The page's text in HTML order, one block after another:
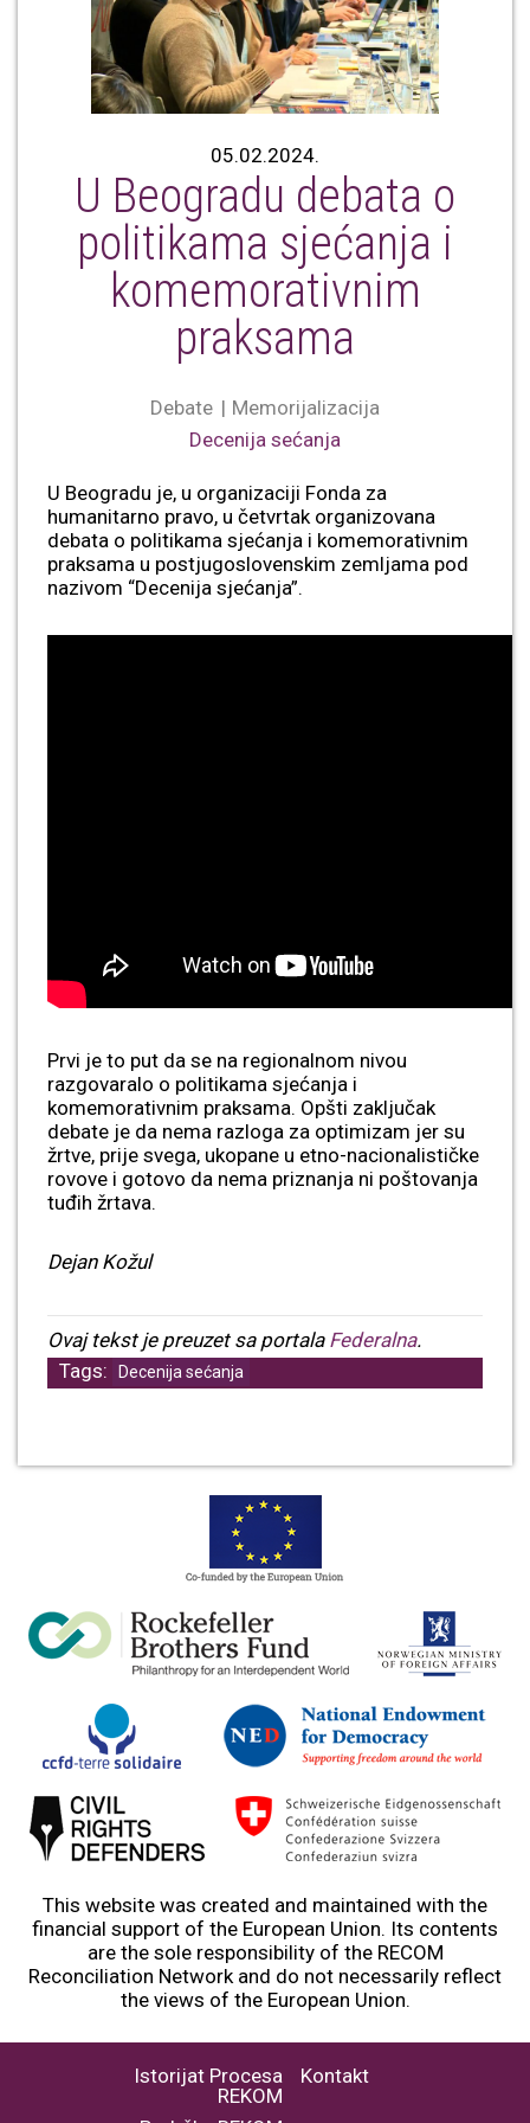
05.02.2024.
U Beogradu debata o
politikama sjećanja i
komemorativnim
praksama
Debate
Memorijalizacija
Decenija sećanja
U Beogradu je, u organizaciji Fonda za
humanitarno pravo, u četvrtak organizovana
debata o politikama sjećanja i komemorativnim
praksama u postjugoslovenskim zemljama pod
nazivom “Decenija sjećanja”.
Prvi je to put da se na regionalnom nivou
razgovaralo o politikama sjećanja i
komemorativnim praksama. Opšti zaključak
debate je da nema razloga za optimizam jer su
žrtve, prije svega, ukopane u etno-nacionalističke
rovove i gotovo da nema priznanja ni poštovanja
tuđih žrtava.
Dejan Kožul
Ovaj tekst je preuzet sa portala Federalna.
Tags:
Decenija sećanja
This website was created and maintained with the
financial support of the European Union. Its contents
are the sole responsibility of the RECOM
Reconciliation Network and do not necessarily reflect
the views of the European Union.
Istorijat Procesa
REKOM
Kontakt